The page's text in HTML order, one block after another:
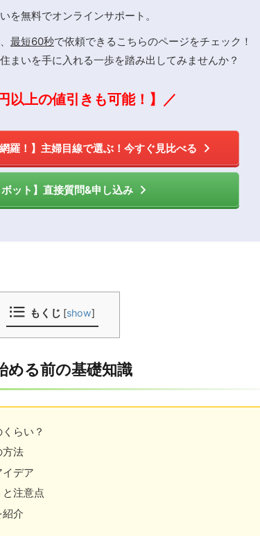
を無料でオンラインサポート。
最短60秒で依頼できるこちらのページをチェック！
まいを手に入れる一歩を踏み出してみませんか？
以上の値引きも可能！】／
羅！】主婦目線で選ぶ！今すぐ見比べる
ボット】直接質問&申し込み
もくじ [show]
める前の基礎知識
らい？
方法
デア
注意点
介